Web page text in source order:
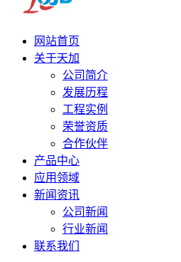
网站首页
关于天加
公司简介
发展历程
工程实例
荣誉资质
合作伙伴
产品中心
应用领域
新闻资讯
公司新闻
行业新闻
联系我们